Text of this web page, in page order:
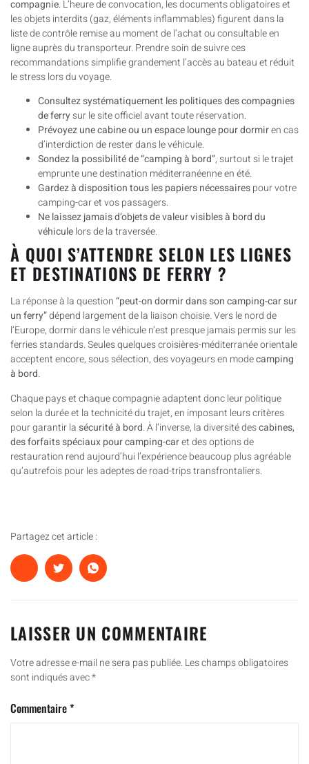
compagnie. L’heure de convocation, les documents obligatoires et
les objets interdits (gaz, éléments inflammables) figurent dans la
liste de contrôle remise au moment de l’achat ou consultable en
ligne auprès du transporteur. Prendre soin de suivre ces
recommandations simplifie grandement l’accès au bateau et réduit
le stress lors du voyage.
Consultez systématiquement les politiques des compagnies
de ferrysur le site officiel avant toute réservation.
Prévoyez une cabine ou un espace lounge pour dormiren cas
d’interdiction de rester dans le véhicule.
Sondez la possibilité de “camping à bord”, surtout si le trajet
emprunte une destination méditerranéenne en été.
Gardez à disposition tous les papiers nécessairespour votre
camping-car et vos passagers.
Ne laissez jamais d’objets de valeur visibles à bord du
véhiculelors de la traversée.
À QUOI S’ATTENDRE SELON LES LIGNES
ET DESTINATIONS DE FERRY ?
La réponse à la question“peut-on dormir dans son camping-car sur
un ferry”dépend largement de la liaison choisie. Vers le nord de
l’Europe, dormir dans le véhicule n’est presque jamais permis sur les
ferries standards. Seules quelques croisières-méditerranée orientale
acceptent encore, sous sélection, des voyageurs en modecamping
à bord.
Chaque pays et chaque compagnie adaptent donc leur politique
selon la durée et la technicité du trajet, en imposant leurs critères
pour garantir lasécurité à bord. À l’inverse, la diversité descabines,
des forfaits spéciaux pour camping-caret des options de
restauration rend aujourd’hui l’expérience beaucoup plus agréable
qu’autrefois pour les adeptes de road-trips transfrontaliers.
Partagez cet article :
LAISSER UN COMMENTAIRE
Votre adresse e-mail ne sera pas publiée.Les champs obligatoires
sont indiqués avec*
Commentaire*